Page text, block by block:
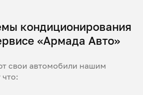
кондиционирования
«Армада Авто»
свои автомобили нашим